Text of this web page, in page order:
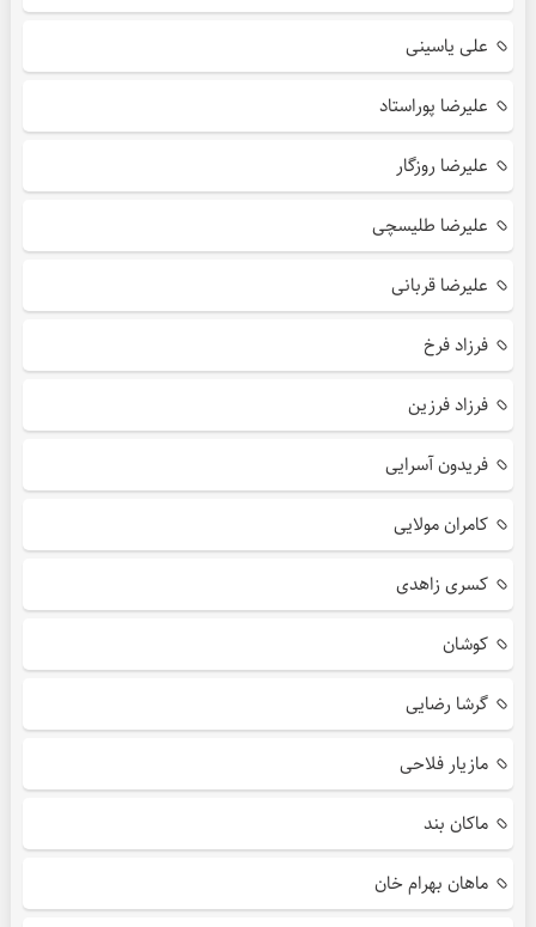
علی یاسینی
علیرضا پوراستاد
علیرضا روزگار
علیرضا طلیسچی
علیرضا قربانی
فرزاد فرخ
فرزاد فرزین
فریدون آسرایی
کامران مولایی
کسری زاهدی
کوشان
گرشا رضایی
مازیار فلاحی
ماکان بند
ماهان بهرام خان